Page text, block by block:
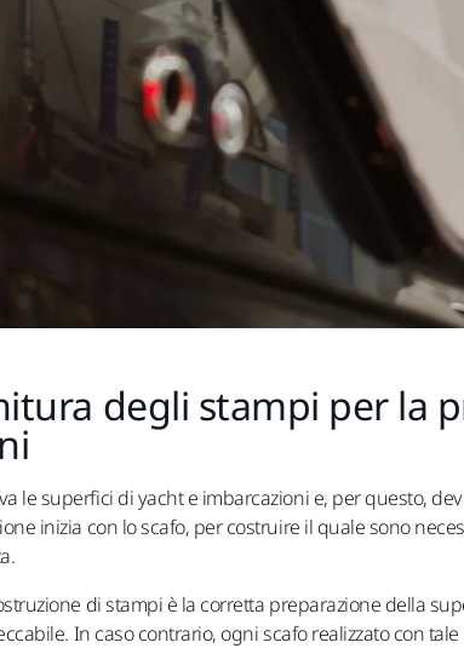
degli stampi per la
le superfici di yacht e imbarcazioni e, per questo,
inizia con lo scafo, per costruire il quale sono
di stampi è la corretta preparazione della
In caso contrario, ogni scafo realizzato con